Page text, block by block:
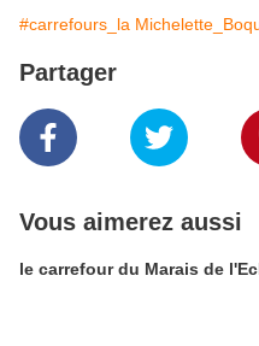
#carrefours_la
Partager
Vous aimerez aussi
le carrefour du Marais de